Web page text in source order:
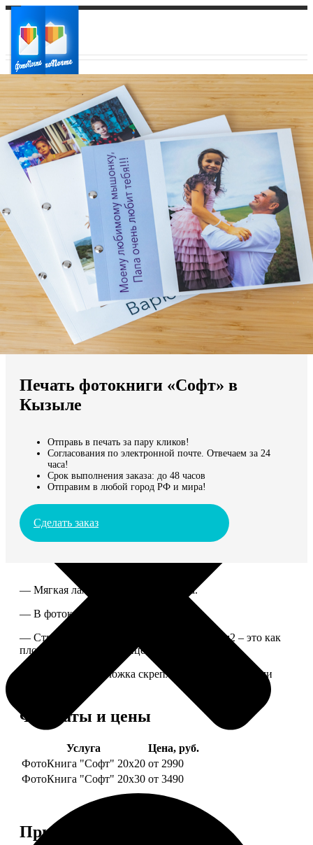
Ваш город:
Ваш регион доставки
Выберите из списка:
Мы доставляем по всему миру
Продолжить без города
Печать фотокниги «Софт» в
Кызыле
Отправь в печать за пару кликов!
Согласования по электронной почте. Отвечаем за 24
часа!
Срок выполнения заказа: до 48 часов
Отправим в любой город РФ и мира!
Сделать заказ
— Мягкая ламинированная обложка.
— В фотокниге от 60 до 300 страниц.
— Страницы из бумаги плотностью 170 г/м2 – это как
плотные страницы глянцевого журнала.
— Страницы и обложка скреплены металлическими
Форматы и цены
Услуга
Цена, руб.
ФотоКнига "Софт" 20х20 от 2990
ФотоКнига "Софт" 20х30 от 3490
Примеры работ